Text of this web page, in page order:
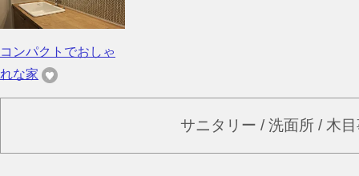
コンパクトでおしゃ
れな家
サニタリー / 洗面所 / 木